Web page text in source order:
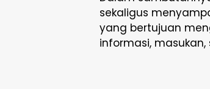
sekaligus
yang bertujuan
informasi,